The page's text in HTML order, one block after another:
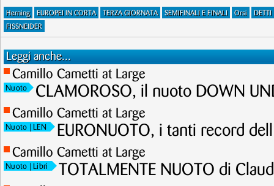
Herning EUROPEI IN CORTA TERZA GIORNATA SEMIFINALI E FINALI Orsi
DETTI
FISSNEIDER
Leggi anche...
Camillo Cametti at Large
Nuoto CLAMOROSO, il nuoto DOWN
Camillo Cametti at Large
Nuoto | LEN EURONUOTO, i tanti record
Camillo Cametti at Large
Nuoto | Libri TOTALMENTE NUOTO di